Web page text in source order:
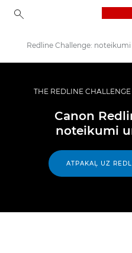
THE REDLINE
Canon
noteikumi
ATPAKAĻ UZ